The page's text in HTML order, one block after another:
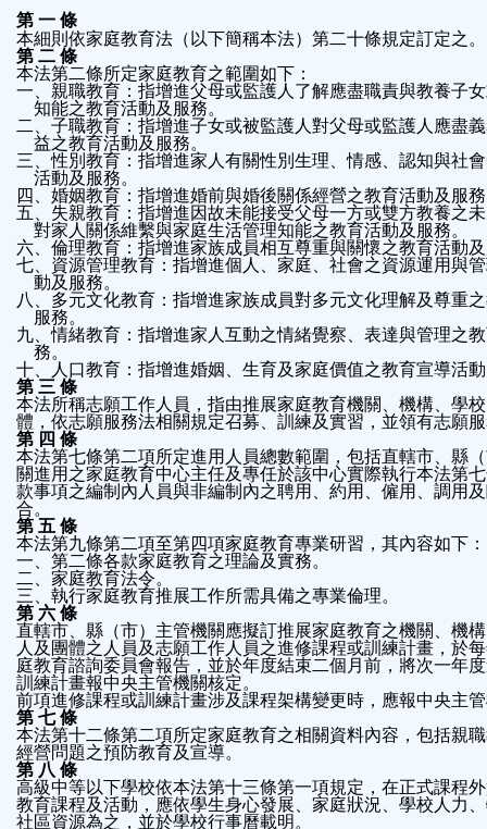
按
鈕
區
第 一 條
本細則依家庭教育法（以下簡稱本法）第二十條規定訂定之。
第 二 條
本法第二條所定家庭教育之範圍如下：
    知能之教育活動及服務。
    益之教育活動及服務。
    活動及服務。
五、失親教育：指增進因故未能接受父母一方或雙方教養之
    對家人關係維繫與家庭生活管理知能之教育活動及服務。
六、倫理教育：指增進家族成員相互尊重與關懷之教育活動
七、資源管理教育：指增進個人、家庭、社會之資源運用與
    動及服務。
八、多元文化教育：指增進家族成員對多元文化理解及尊重
    服務。
九、情緒教育：指增進家人互動之情緒覺察、表達與管理之
    務。
十、人口教育：指增進婚姻、生育及家庭價值之教育宣導活
第 三 條
本法所稱志願工作人員，指由推展家庭教育機關、機構、學
體，依志願服務法相關規定召募、訓練及實習，並領有志願
第 四 條
本法第七條第二項所定進用人員總數範圍，包括直轄市、縣
關進用之家庭教育中心主任及專任於該中心實際執行本法第
款事項之編制內人員與非編制內之聘用、約用、僱用、調用
合。
第 五 條
本法第九條第二項至第四項家庭教育專業研習，其內容如下：
二、家庭教育法令。
三、執行家庭教育推展工作所需具備之專業倫理。
第 六 條
直轄市、縣（市）主管機關應擬訂推展家庭教育之機關、機
庭教育諮詢委員會報告，並於年度結束二個月前，將次一年
訓練計畫報中央主管機關核定。
前項進修課程或訓練計畫涉及課程架構變更時，應報中央主
第 七 條
經營問題之預防教育及宣導。
第 八 條
高級中等以下學校依本法第十三條第一項規定，在正式課程
教育課程及活動，應依學生身心發展、家庭狀況、學校人力